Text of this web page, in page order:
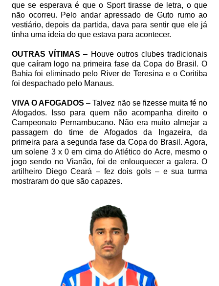
que se esperava é que o Sport tirasse de letra, o que
não ocorreu. Pelo andar apressado de Guto rumo ao
vestiário, depois da partida, dava para sentir que ele já
tinha uma ideia do que estava para acontecer.
OUTRAS VÍTIMAS – Houve outros clubes tradicionais
que caíram logo na primeira fase da Copa do Brasil. O
Bahia foi eliminado pelo River de Teresina e o Coritiba
foi despachado pelo Manaus.
VIVA O AFOGADOS – Talvez não se fizesse muita fé no
Afogados. Isso para quem não acompanha direito o
Campeonato Pernambucano. Não era muito almejar a
passagem do time de Afogados da Ingazeira, da
primeira para a segunda fase da Copa do Brasil. Agora,
um solene 3 x 0 em cima do Atlético do Acre, mesmo o
jogo sendo no Vianão, foi de enlouquecer a galera. O
artilheiro Diego Ceará – fez dois gols – e sua turma
mostraram do que são capazes.